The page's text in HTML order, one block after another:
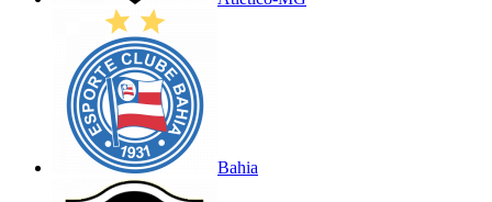
Bahia